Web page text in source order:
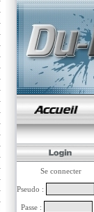
Se connecter
Pseudo :
Passe :